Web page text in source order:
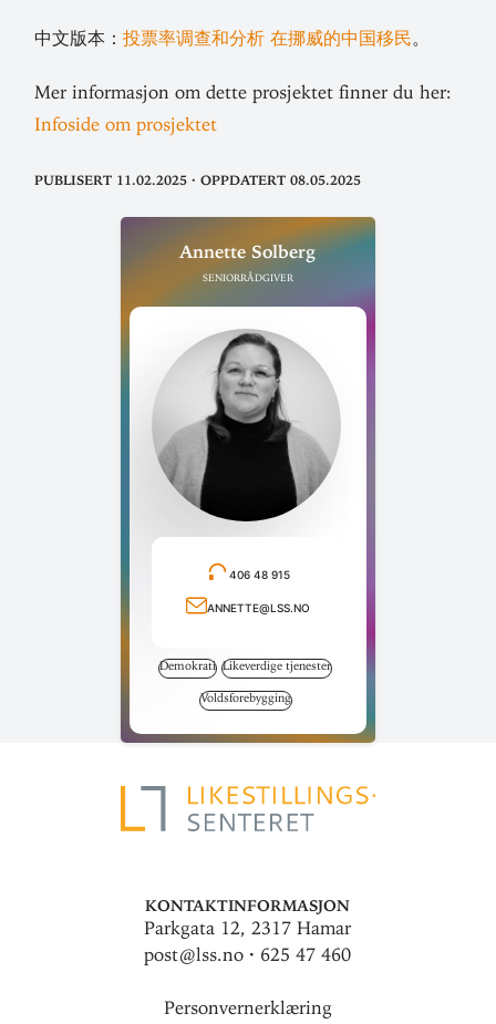
中文版本：投票率调查和分析 在挪威的中国移民。
Mer infor­masjon om dette pro­sjektet finner du her:
Infoside om prosjektet
Publisert 11.02.2025· Oppdatert 08.05.2025
Annette Solberg
Seniorrådgiver
406 48 915
Ring telefonnummer
annette@lss.no
Send e-post
Demokrati Likeverdige tjenester
Voldsforebygging
Kontaktinformasjon
Parkgata 12, 2317 Hamar
post@lss.no · 625 47 460
Personvernerklæring